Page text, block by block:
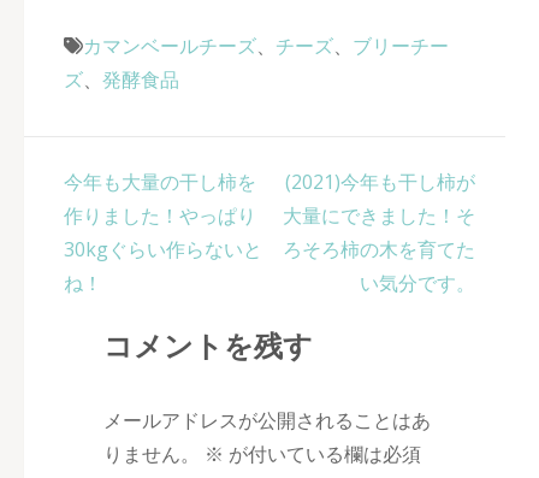
カマンベールチーズ、 チーズ、 ブリーチー
ズ、 発酵食品
投
稿
ナ
ビ
今年も大量の干し柿を
作りました！やっぱり
30kgぐらい作らないと
ね！
(2021)今年も干し柿が
大量にできました！そ
ろそろ柿の木を育てた
い気分です。
コメントを残す
メールアドレスが公開されることはあ
りません。
※ が付いている欄は必須